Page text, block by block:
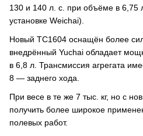
130 и 140 л. с. при объёме в 6,75
установке Weichai).
Новый TC1604 оснащён более
внедрённый Yuchai обладает
в 6,8 л. Трансмиссия агрегата
8 — заднего хода.
При весе в те же 7 тыс. кг, но с
получить более широкое
полевых работ.